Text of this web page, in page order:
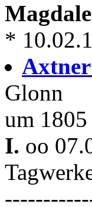
*
Glonn
um
I. oo